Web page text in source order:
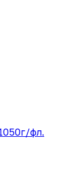
фл.